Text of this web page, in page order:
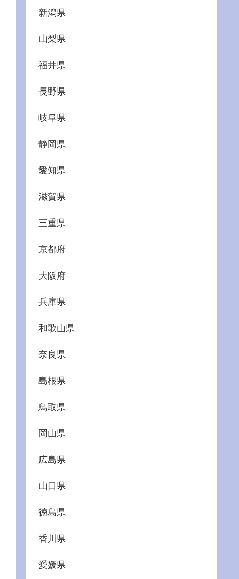
新潟県
山梨県
福井県
長野県
岐阜県
静岡県
愛知県
滋賀県
三重県
京都府
大阪府
兵庫県
和歌山県
奈良県
島根県
鳥取県
岡山県
広島県
山口県
徳島県
香川県
愛媛県